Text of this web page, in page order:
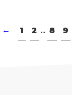
← 1 2 ... 8 9